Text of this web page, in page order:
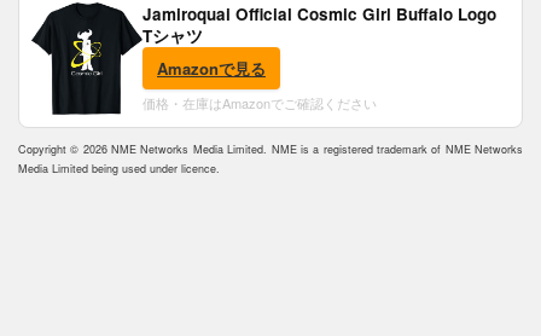
Jamiroquai Official Cosmic Girl Buffalo Logo
Tシャツ
Amazonで見る
価格・在庫はAmazonでご確認ください
Copyright © 2026 NME Networks Media Limited. NME is a registered trademark of NME Networks
Media Limited being used under licence.